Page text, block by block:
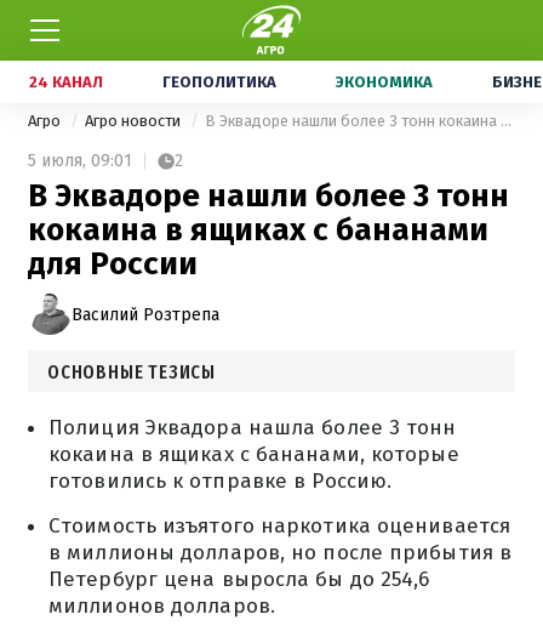
24 КАНАЛ ГЕОПОЛИТИКА ЭКОНОМИКА
Агро Агро новости В Эквадоре нашли более 3 тонн кокаина в ящиках с бананами для России
5 июля, 09:01 2
В Эквадоре нашли более 3 тонн
кокаина в ящиках с бананами
для России
Василий Розтрепа
ОСНОВНЫЕ ТЕЗИСЫ
Полиция Эквадора нашла более 3 тонн
кокаина в ящиках с бананами, которые
готовились к отправке в Россию.
Стоимость изъятого наркотика оценивается
в миллионы долларов, но после прибытия в
Петербург цена выросла бы до 254,6
миллионов долларов.